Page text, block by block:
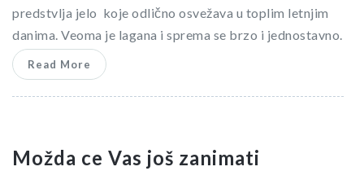
predstvlja jelo koje odlično osvežava u toplim letnjim
danima. Veoma je lagana i sprema se brzo i jednostavno.
Read More
Možda ce Vas još zanimati